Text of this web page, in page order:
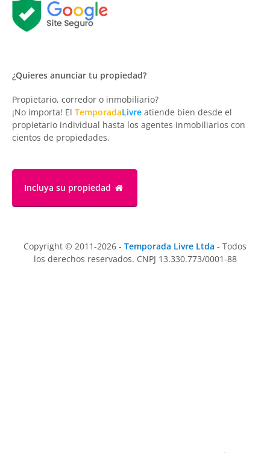
¿Quieres anunciar tu propiedad?
Propietario, corredor o inmobiliario?
¡No importa! El TemporadaLivre atiende bien desde el
propietario individual hasta los agentes inmobiliarios con
cientos de propiedades.
Incluya su propiedad
Copyright © 2011-2026 - Temporada Livre Ltda - Todos
los derechos reservados. CNPJ 13.330.773/0001-88